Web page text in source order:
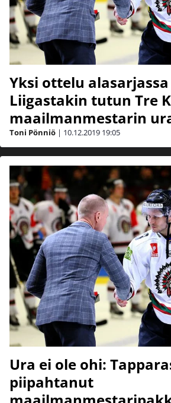
Yksi ottelu
Liigastakin tutun Tre
maailmanmestarin
Toni Pönniö | 10.12.2019 19:05
Ura ei ole ohi:
piipahtanut